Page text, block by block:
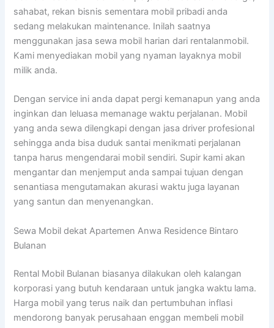
sahabat, rekan bisnis sementara mobil pribadi anda
sedang melakukan maintenance. Inilah saatnya
menggunakan jasa sewa mobil harian dari rentalanmobil.
Kami menyediakan mobil yang nyaman layaknya mobil
milik anda.
Dengan service ini anda dapat pergi kemanapun yang anda
inginkan dan leluasa memanage waktu perjalanan. Mobil
yang anda sewa dilengkapi dengan jasa driver profesional
sehingga anda bisa duduk santai menikmati perjalanan
tanpa harus mengendarai mobil sendiri. Supir kami akan
mengantar dan menjemput anda sampai tujuan dengan
senantiasa mengutamakan akurasi waktu juga layanan
yang santun dan menyenangkan.
Sewa Mobil dekat Apartemen Anwa Residence Bintaro
Bulanan
Rental Mobil Bulanan biasanya dilakukan oleh kalangan
korporasi yang butuh kendaraan untuk jangka waktu lama.
Harga mobil yang terus naik dan pertumbuhan inflasi
mendorong banyak perusahaan enggan membeli mobil